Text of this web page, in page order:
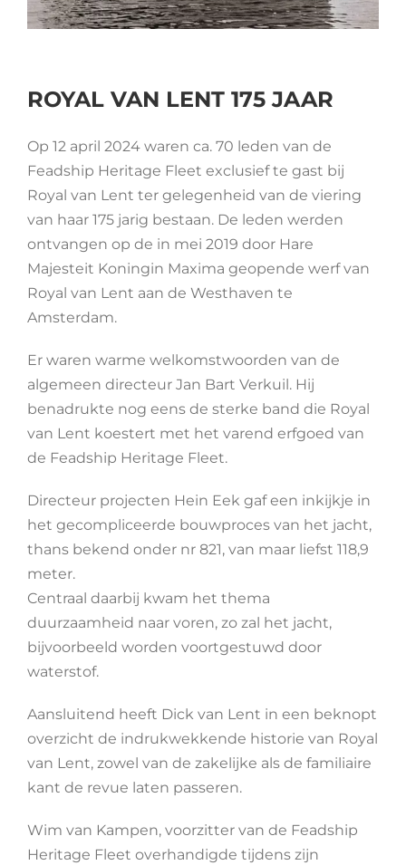
HERITAGE WORLD
ROYAL VAN LENT 175 JAAR
Op 12 april 2024 waren ca. 70 leden van de
Feadship Heritage Fleet exclusief te gast bij
Royal van Lent ter gelegenheid van de viering
van haar 175 jarig bestaan. De leden werden
ontvangen op de in mei 2019 door Hare
Majesteit Koningin Maxima geopende werf van
Royal van Lent aan de Westhaven te
Amsterdam.
Er waren warme welkomstwoorden van de
algemeen directeur Jan Bart Verkuil. Hij
benadrukte nog eens de sterke band die Royal
van Lent koestert met het varend erfgoed van
de Feadship Heritage Fleet.
Directeur projecten Hein Eek gaf een inkijkje in
het gecompliceerde bouwproces van het jacht,
thans bekend onder nr 821, van maar liefst 118,9
meter.
Centraal daarbij kwam het thema
duurzaamheid naar voren, zo zal het jacht,
bijvoorbeeld worden voortgestuwd door
waterstof.
Aansluitend heeft Dick van Lent in een beknopt
overzicht de indrukwekkende historie van Royal
van Lent, zowel van de zakelijke als de familiaire
kant de revue laten passeren.
Wim van Kampen, voorzitter van de Feadship
Heritage Fleet overhandigde tijdens zijn